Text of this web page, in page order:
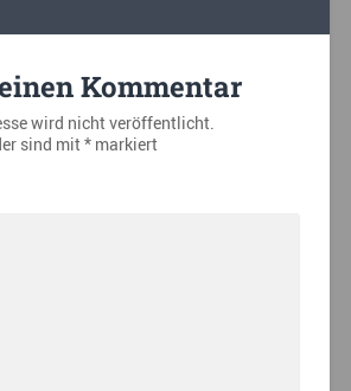
Kommentar
wird nicht veröffentlicht.
sind mit*markiert